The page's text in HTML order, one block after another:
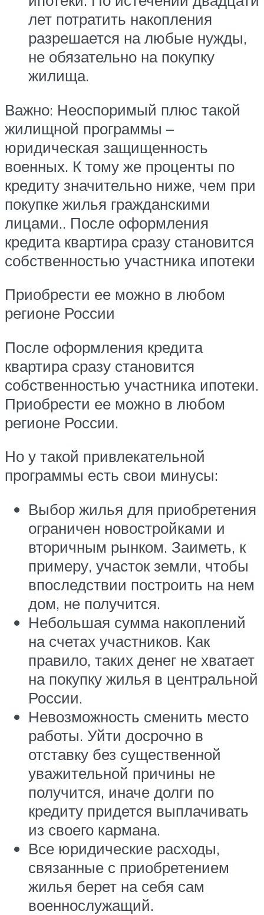
лет потратить накопления
разрешается на любые нужды,
не обязательно на покупку
жилища.
Важно: Неоспоримый плюс такой
жилищной программы –
юридическая защищенность
военных. К тому же проценты по
кредиту значительно ниже, чем при
покупке жилья гражданскими
лицами.. После оформления
кредита квартира сразу становится
собственностью участника ипотеки
Приобрести ее можно в любом
регионе России
После оформления кредита
квартира сразу становится
собственностью участника ипотеки.
Приобрести ее можно в любом
регионе России.
Но у такой привлекательной
программы есть свои минусы:
Выбор жилья для приобретения
ограничен новостройками и
вторичным рынком. Заиметь, к
примеру, участок земли, чтобы
впоследствии построить на нем
дом, не получится.
Небольшая сумма накоплений
на счетах участников. Как
правило, таких денег не хватает
на покупку жилья в центральной
России.
Невозможность сменить место
работы. Уйти досрочно в
отставку без существенной
уважительной причины не
получится, иначе долги по
кредиту придется выплачивать
из своего кармана.
Все юридические расходы,
связанные с приобретением
жилья берет на себя сам
военнослужащий.